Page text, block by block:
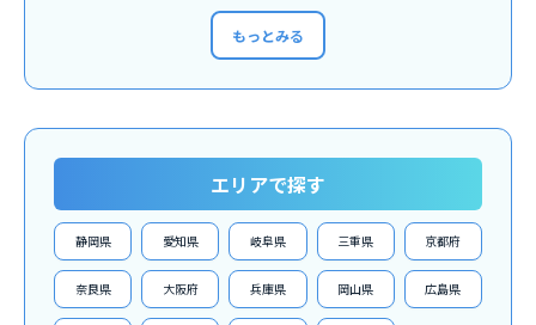
もっとみる
エリアで探す
静岡県 愛知県 岐阜県 三重県 京都府
奈良県 大阪府 兵庫県 岡山県 広島県